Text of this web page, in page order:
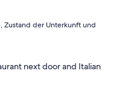
einschaltet, an
schaut (Wlan zugang
sonnt, dann seid ihr hier
Geschäfte sind: -
- Metzger - Kleidergeschäft
und Bars.
Zustand der Unterkunft und
next door and Italian